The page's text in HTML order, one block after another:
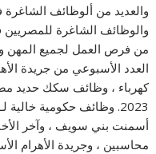
والعديد من ألوظائف
والوظائف الشاغرة للمصريين
من فرص العمل لجميع المهن
العدد الأسبوعي من جريدة
كهرباء ، وظائف سكك حديد
أسمنت بني سويف ، وآخر
محاسبين ، وجريدة الأهرام